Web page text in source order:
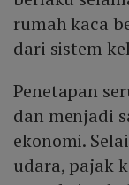
rumah kaca
dari sistem
Penetapan
dan menjadi
ekonomi.
udara, pajak